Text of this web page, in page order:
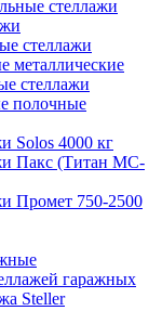
стеллажи
стеллажи
металлические
стеллажи
полочные
Solos 4000 кг
Пакс (Титан МС-
Промет 750-2500
гаражных
Steller